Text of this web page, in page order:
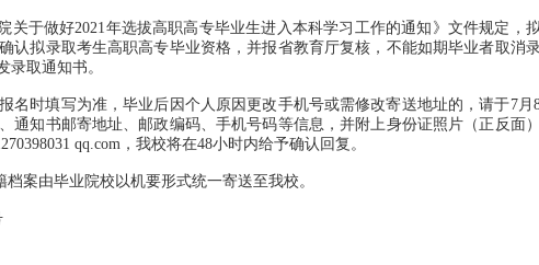
于做好2021年选拔高职高专毕业生进入本科学习工作的通知》文件规定，
认拟录取考生高职高专毕业资格，并报省教育厅复核，不能如期毕业者取消
录取通知书。
时填写为准，毕业后因个人原因更改手机号或需修改寄送地址的，请于7月
通知书邮寄地址、邮政编码、手机号码等信息，并附上身份证照片（正反面
qq.com，我校将在48小时内给予确认回复。
由毕业院校以机要形式统一寄送至我校。